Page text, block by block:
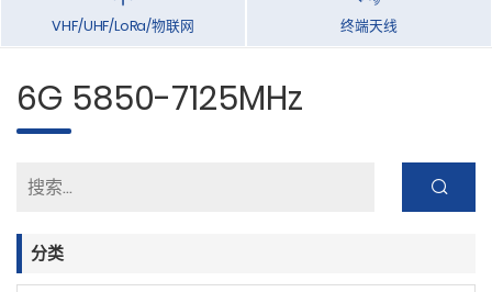
VHF/UHF/LoRa/物联网 终端天线
分类
6G 5850-7125MHz